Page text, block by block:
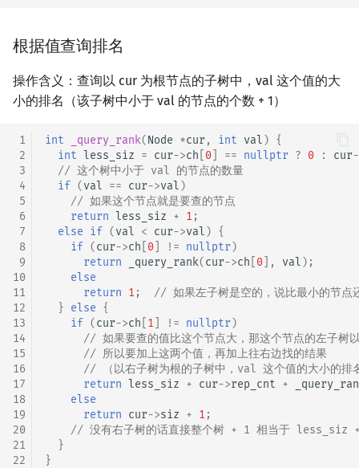
根据值查询排名
操作含义：查询以 cur 为根节点的子树中，val 这个值的大
小的排名（该子树中小于 val 的节点的个数 + 1）
1
2
3
4
5
6
7
8
9
10
11
12
13
14
15
16
17
18
19
20
21
22
int _query_rank(Node *cur, int val) {
int less_siz = cur->ch 0 == nullptr ? 0 : cur
// 这个树中小于 val 的节点的数量
if (val == cur->val)
// 如果这个节点就是要查的节点
return less_siz + 1 ;
else if (val < cur->val) {
if (cur->ch 0 != nullptr)
return
_query_rank(cur->ch 0 ], val);
else
return 1 ;
// 如果左子树是空的，说比最小的节点
} else {
if (cur->ch 1 != nullptr)
// 如果要查的值比这个节点大，那这个节点的左子树
// 所以要加上这两个值，再加上往右边找的结果
// （以右子树为根的子树中，val 这个值的大小的排
return less_siz + cur->rep_cnt +
else
return cur->siz + 1 ;
// 没有右子树的话直接整个树 + 1 相当于
}
}